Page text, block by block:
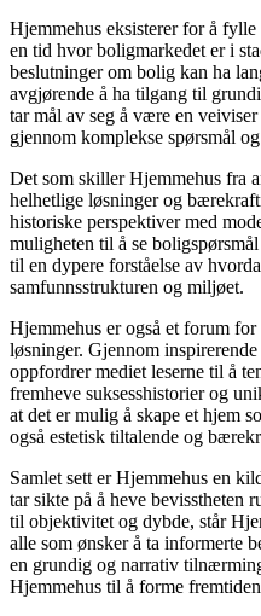
Hjemmehus eksisterer for å
en tid hvor boligmarkedet er i
beslutninger om bolig kan ha
avgjørende å ha tilgang til
tar mål av seg å være en
gjennom komplekse spørsmål
Det som skiller Hjemmehus fra
helhetlige løsninger og
historiske perspektiver med
muligheten til å se
til en dypere forståelse av
samfunnsstrukturen og miljøet.
Hjemmehus er også et forum
løsninger. Gjennom
oppfordrer mediet leserne til å
fremheve suksesshistorier og
at det er mulig å skape et hjem
også estetisk tiltalende og
Samlet sett er Hjemmehus en
tar sikte på å heve bevisstheten
til objektivitet og dybde, står
alle som ønsker å ta informerte
en grundig og narrativ
Hjemmehus til å forme